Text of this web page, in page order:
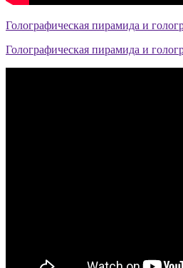
Голографическая пирамида и
Голографическая пирамида и